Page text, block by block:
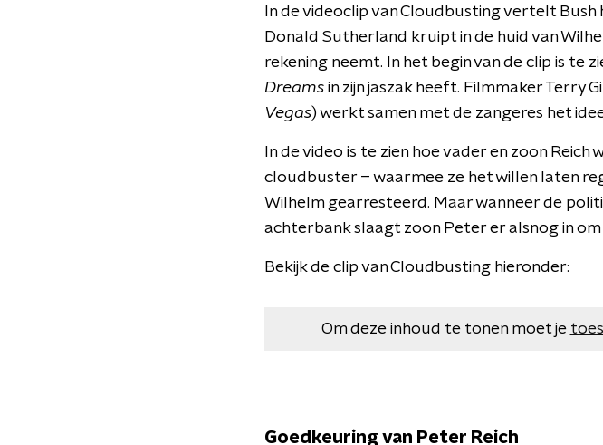
In de videoclip van Cloudbusting vertelt
Donald Sutherland kruipt in de huid van
rekening neemt. In het begin van de clip is te
Dreams in zijn jaszak heeft. Filmmaker Terry
Vegas) werkt samen met de zangeres het
In de video is te zien hoe vader en zoon
cloudbuster – waarmee ze het willen laten
Wilhelm gearresteerd. Maar wanneer de
achterbank slaagt zoon Peter er alsnog in
Bekijk de clip van Cloudbusting hieronder:
Om deze inhoud te tonen moet je
Goedkeuring van Peter Reich